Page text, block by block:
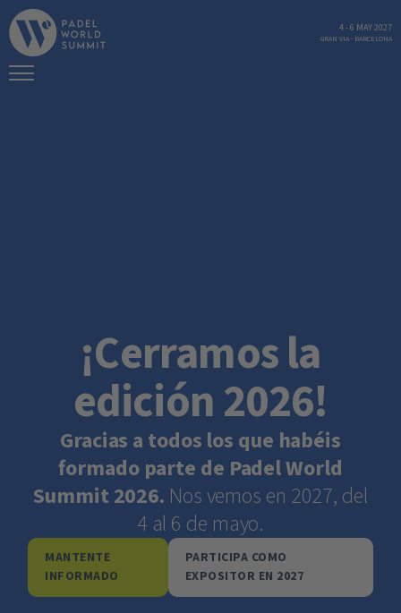
4-6 MAY 2027
GRAN VIA- BARCELONA
¡Cerramos la
edición 2026!
Gracias a todos los que habéis
formado parte de Padel World
Summit 2026. Nos vemos en 2027, del
4 al 6 de mayo.
MANTENTE
INFORMADO
PARTICIPA COMO
EXPOSITOR EN 2027